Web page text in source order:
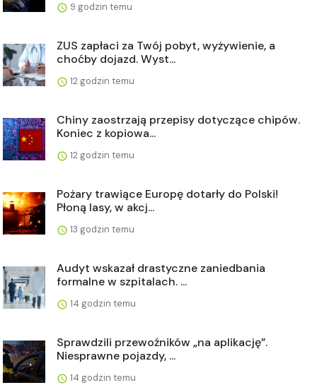
9 godzin temu
ZUS zapłaci za Twój pobyt, wyżywienie, a
choćby dojazd. Wyst...
12 godzin temu
Chiny zaostrzają przepisy dotyczące chipów.
Koniec z kopiowa...
12 godzin temu
Pożary trawiące Europę dotarły do Polski!
Płoną lasy, w akcj...
13 godzin temu
Audyt wskazał drastyczne zaniedbania
formalne w szpitalach. ...
14 godzin temu
Sprawdzili przewoźników „na aplikację”.
Niesprawne pojazdy, ...
14 godzin temu